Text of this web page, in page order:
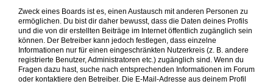
Zweck eines Boards ist es, einen Austausch mit anderen Personen zu
ermöglichen. Du bist dir daher bewusst, dass die Daten deines Profils
und die von dir erstellten Beiträge im Internet öffentlich zugänglich sein
können. Der Betreiber kann jedoch festlegen, dass einzelne
Informationen nur für einen eingeschränkten Nutzerkreis (z. B. andere
registrierte Benutzer, Administratoren etc.) zugänglich sind. Wenn du
Fragen dazu hast, suche nach entsprechenden Informationen im Forum
oder kontaktiere den Betreiber. Die E-Mail-Adresse aus deinem Profil